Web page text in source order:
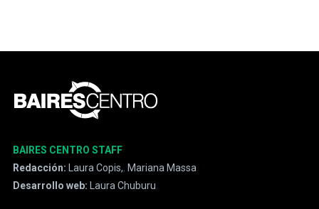
BAIRES CENTRO STAFF
Redacción: Laura Copis,, Mariana Massa
Desarrollo web:
Laura Chuburu